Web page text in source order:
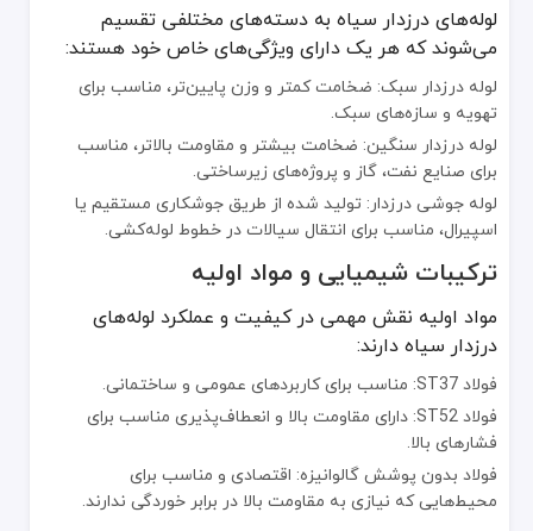
کاربردهای صنعتی و ساختمانی
سازه‌های فلزی و پروژه‌های عمرانی.
تولید قطعات صنعتی و مکانیکی.
سیستم‌های گرمایشی و تأسیساتی.
مزایا و محدودیت‌های لوله درزدار سیاه
مزایا
قابلیت تولید در ابعاد و ضخامت‌های متنوع.
سهولت در نصب، برش و جوشکاری.
محدودیت‌ها
حساسیت به خوردگی در مقایسه با
استحکام مکانیکی پایین‌تر نسبت به لوله‌های بدون درز.
مقایسه با دیگر انواع لوله‌ها
لوله‌های درزدار سیاه به دسته‌های مختلفی تقسیم
می‌شوند که هر یک دارای ویژگی‌های خاص خود هستند:
لوله درزدار سبک: ضخامت کمتر و وزن پایین‌تر، مناسب برای
تهویه و سازه‌های سبک.
لوله درزدار سنگین: ضخامت بیشتر و مقاومت بالاتر، مناسب
برای صنایع نفت، گاز و پروژه‌های زیرساختی.
لوله جوشی درزدار: تولید شده از طریق جوشکاری مستقیم یا
اسپیرال، مناسب برای انتقال سیالات در خطوط لوله‌کشی.
ترکیبات شیمیایی و مواد اولیه
مواد اولیه نقش مهمی در کیفیت و عملکرد لوله‌های
درزدار سیاه دارند:
فولاد ST37: مناسب برای کاربردهای عمومی و ساختمانی.
فولاد ST52: دارای مقاومت بالا و انعطاف‌پذیری مناسب برای
فشارهای بالا.
فولاد بدون پوشش گالوانیزه: اقتصادی و مناسب برای
محیط‌هایی که نیازی به مقاومت بالا در برابر خوردگی ندارند.